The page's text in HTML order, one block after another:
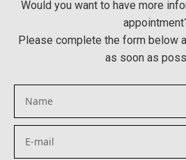
Would you want to have more
Please complete the form below
as soon as